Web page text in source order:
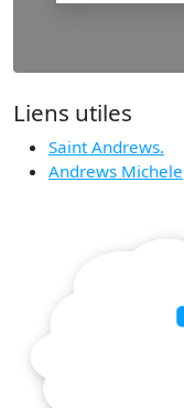
Liens utiles
Saint Andrews.
Andrews Michele